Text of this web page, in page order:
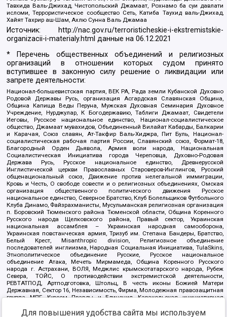
Тавхида Валь-Джихад, Чистопольский Джамаат, Рохнамо ба суи давлати
исломи, Террористическое сообщество Сеть, Катиба Таухид валь-Джихад,
Хайят Тахрир аш-Шам, Ахлю Сунна Валь Джамаа
Источник:
http://nac.gov.ru/terroristicheskie-i-ekstremistskie-
organizacii-i-materialy.html данные на06.12.2021
* Перечень общественных объединений и религиозных
организаций в отношении которых судом принято
вступившее в законную силу решение о ликвидации или
запрете деятельности:
Национал-большевистская партия, ВЕК РА, Рада земли Кубанской Духовно
Родовой Державы Русь, организация Асгардская Славянская Община,
Община Капища Веды Перуна, Мужская Духовная Семинария Духовное
Учреждение, Нурджулар, К Богодержавию, Таблиги Джамаат, Свидетели
Иеговы, Русское национальное единство, Национал-социалистическое
общество, Джамаат мувахидов, Объединенный Вилайат Кабарды, Балкарии
и Карачая, Союз славян, Ат-Такфир Валь-Хиджра, Пит Буль, Национал-
социалистическая рабочая партия России, Славянский союз, Формат-18,
Благородный Орден Дьявола, Армия воли народа, Национальная
Социалистическая Инициатива города Череповца, Духовно-Родовая
Держава Русь, Русское национальное единство, Древнерусской
Инглистической церкви Православных Староверов-Инглингов, Русский
общенациональный союз, Движение против нелегальной иммиграции,
Кровь и Честь, О свободе совести и о религиозных объединениях, Омская
организация общественного политического движения Русское
национальное единство, Северное Братство, Клуб Болельщиков Футбольного
Клуба Динамо, Файзрахманисты, Мусульманская религиозная организация
п. Боровский Тюменского района Тюменской области, Община Коренного
Русского народа Щелковского района, Правый сектор, Украинская
национальная ассамблея – Украинская народная самооборона,
Украинская повстанческая армия, Тризуб им. Степана Бандеры, Братство,
Белый Крест, Misanthropic division, Религиозное объединение
последователей инглиизма, Народная Социальная Инициатива, TulaSkins,
Этнополитическое объединение Русские, Русское национальное
объединение Атака, Мечеть Мирмамеда, Община Коренного Русского
народа г. Астрахани, ВОЛЯ, Меджлис крымскотатарского народа, Рубеж
Севера, ТОЙС, О противодействии экстремистской деятельности,
РЕВТАТПОД, Артподготовка, Штольц, В честь иконы Божией Матери
Державная, Сектор 16, Независимость, Фирма, Молодежная правозащитная
группа МПГ, Курсом Правды и Единения, Каракольская инициативная
Благотворительный пансионат Ак Умут, Русская республика Русь,
Для повышения удобства сайта мы используем